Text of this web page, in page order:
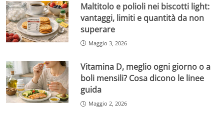
Maltitolo e polioli nei biscotti light:
vantaggi, limiti e quantità da non
superare
Maggio 3, 2026
Vitamina D, meglio ogni giorno o a
boli mensili? Cosa dicono le linee
guida
Maggio 2, 2026